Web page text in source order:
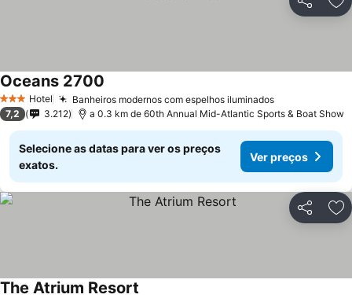
Partilhar
3 EstrelasHotel Banheiros modernos com espelhos iluminados
Oceans 2700
7,2 3.212 a 0.3 km de 60th Annual Mid-Atlantic Sports & Boat Show
Selecione as datas para ver os preços
exatos.
Ver preços
Partilhar
The Atrium Resort